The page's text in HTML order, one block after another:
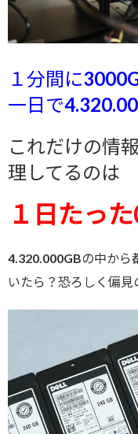
１分間に
一日で
これだけの情
理してるのは
１日たった
4.320.000GBの中から
いたら？恐ろしく偏見